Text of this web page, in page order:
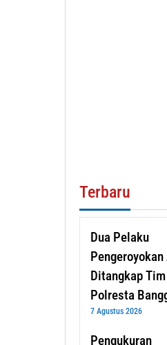
Terbaru
Dua Pelaku
Pengeroyokan
Ditangkap Tim
Polresta
7 Agustus 2026
Pengukuran